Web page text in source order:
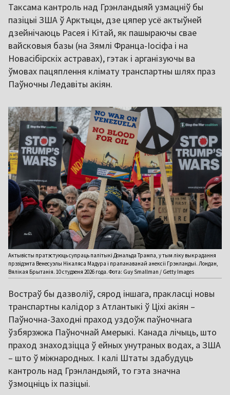
Таксама кантроль над Грэнландыяй узмацніў бы
пазіцыі ЗША ў Арктыцы, дзе цяпер усё актыўней
дзейнічаюць Расея і Кітай, як пашыраючы свае
вайсковыя базы (на Зямлі Франца-Іосіфа і на
Новасібірскіх астравах), гэтак і арганізуючы ва
ўмовах пацяплення клімату транспартны шлях праз
Паўночны Ледавіты акіян.
Актывісты пратэстуюць супраць палітыкі Дональда Трампа, у тым ліку выкрадання
прэзідэнта Венесуэлы Нікаляса Мадура і прапанаванай анексіі Грэнландыі. Лондан,
Вялікая Брытанія. 10 студзеня 2026 года. Фота: Guy Smallman / Getty Images
Востраў бы дазволіў, сярод іншага, пракласці новы
транспартны калідор з Атлантыкі ў Ціхі акіян –
Паўночна-Заходні праход уздоўж паўночнага
ўзбярэжжа Паўночнай Амерыкі. Канада лічыць, што
праход знаходзіцца ў ейных унутраных водах, а ЗША
– што ў міжнародных. І калі Штаты здабудуць
кантроль над Грэнландыяй, то гэта значна
ўзмоцніць іх пазіцыі.